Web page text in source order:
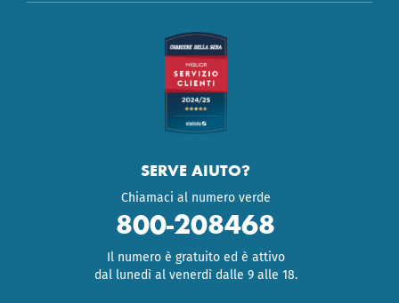
SERVE AIUTO?
Chiamaci al numero verde
800-208468
Il numero è gratuito ed è attivo
dal lunedì al venerdì dalle 9 alle 18.